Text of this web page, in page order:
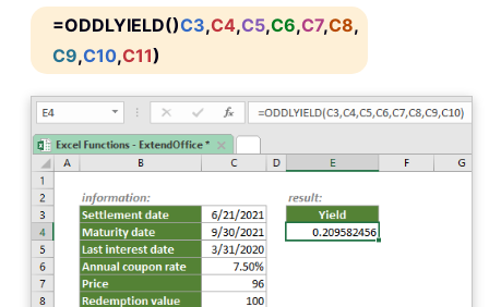
=ODDLYIELD()C3,C4,C5,C6,C7,C8,
C9,C10,C11)